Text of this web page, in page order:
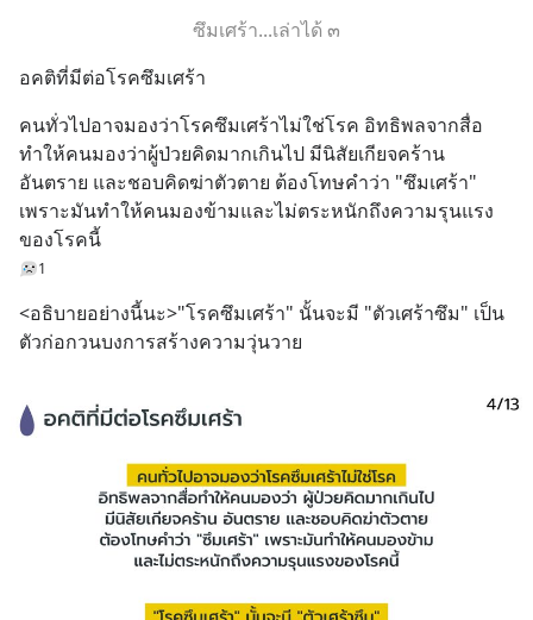
ซึมเศร้า...เล่าได้ ๓
อคติที่มีต่อโรคซึมเศร้า
คนทั่วไปอาจมองว่าโรคซึมเศร้าไม่ใช่โรค อิทธิพลจากสื่อ
ทำให้คนมองว่าผู้ป่วยคิดมากเกินไป มีนิสัยเกียจคร้าน
อันตราย และชอบคิดฆ่าตัวตาย ต้องโทษคำว่า "ซึมเศร้า"
เพราะมันทำให้คนมองข้ามและไม่ตระหนักถึงความรุนแรง
ของโรคนี้
1
<อธิบายอย่างนี้นะ>"โรคซึมเศร้า" นั้นจะมี "ตัวเศร้าซึม" เป็น
ตัวก่อกวนบงการสร้างความวุ่นวาย